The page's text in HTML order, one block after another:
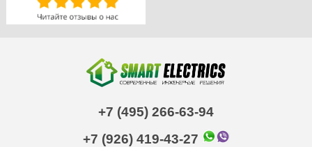
+7 (495) 266-63-94
+7 (926) 419-43-27